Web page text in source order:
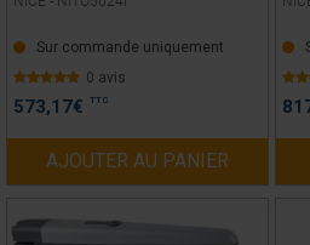
Sur commande uniquement
0 avis
573,17€ TTC
AJOUTER AU PANIER